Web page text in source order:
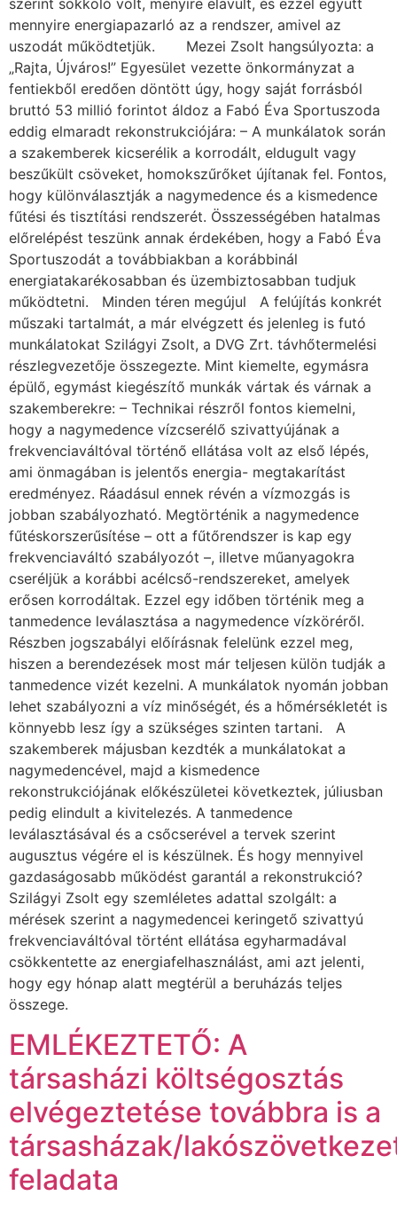
szerint sokkoló volt, menyire elavult, és ezzel együtt
mennyire energiapazarló az a rendszer, amivel az
uszodát működtetjük. Mezei Zsolt hangsúlyozta: a
„Rajta, Újváros!” Egyesület vezette önkormányzat a
fentiekből eredően döntött úgy, hogy saját forrásból
bruttó 53 millió forintot áldoz a Fabó Éva Sportuszoda
eddig elmaradt rekonstrukciójára: – A munkálatok során
a szakemberek kicserélik a korrodált, eldugult vagy
beszűkült csöveket, homokszűrőket újítanak fel. Fontos,
hogy különválasztják a nagymedence és a kismedence
fűtési és tisztítási rendszerét. Összességében hatalmas
előrelépést teszünk annak érdekében, hogy a Fabó Éva
Sportuszodát a továbbiakban a korábbinál
energiatakarékosabban és üzembiztosabban tudjuk
működtetni. Minden téren megújul A felújítás konkrét
műszaki tartalmát, a már elvégzett és jelenleg is futó
munkálatokat Szilágyi Zsolt, a DVG Zrt. távhőtermelési
részlegvezetője összegezte. Mint kiemelte, egymásra
épülő, egymást kiegészítő munkák vártak és várnak a
szakemberekre: – Technikai részről fontos kiemelni,
hogy a nagymedence vízcserélő szivattyújának a
frekvenciaváltóval történő ellátása volt az első lépés,
ami önmagában is jelentős energia- megtakarítást
eredményez. Ráadásul ennek révén a vízmozgás is
jobban szabályozható. Megtörténik a nagymedence
fűtéskorszerűsítése – ott a fűtőrendszer is kap egy
frekvenciaváltó szabályozót –, illetve műanyagokra
cseréljük a korábbi acélcső-rendszereket, amelyek
erősen korrodáltak. Ezzel egy időben történik meg a
tanmedence leválasztása a nagymedence vízköréről.
Részben jogszabályi előírásnak felelünk ezzel meg,
hiszen a berendezések most már teljesen külön tudják a
tanmedence vizét kezelni. A munkálatok nyomán jobban
lehet szabályozni a víz minőségét, és a hőmérsékletét is
könnyebb lesz így a szükséges szinten tartani. A
szakemberek májusban kezdték a munkálatokat a
nagymedencével, majd a kismedence
rekonstrukciójának előkészületei következtek, júliusban
pedig elindult a kivitelezés. A tanmedence
leválasztásával és a csőcserével a tervek szerint
augusztus végére el is készülnek. És hogy mennyivel
gazdaságosabb működést garantál a rekonstrukció?
Szilágyi Zsolt egy szemléletes adattal szolgált: a
mérések szerint a nagymedencei keringető szivattyú
frekvenciaváltóval történt ellátása egyharmadával
csökkentette az energiafelhasználást, ami azt jelenti,
hogy egy hónap alatt megtérül a beruházás teljes
összege.
EMLÉKEZTETŐ: A
társasházi költségosztás
elvégeztetése továbbra is a
társasházak/
feladata